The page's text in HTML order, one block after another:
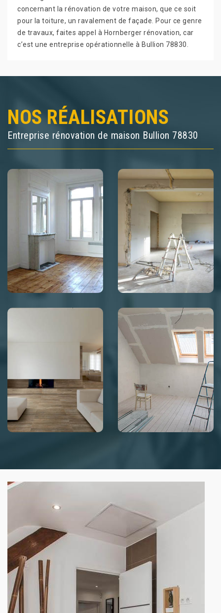
concernant la rénovation de votre maison, que ce soit
pour la toiture, un ravalement de façade. Pour ce genre
de travaux, faites appel à Hornberger rénovation, car
c’est une entreprise opérationnelle à Bullion 78830.
NOS RÉALISATIONS
Entreprise rénovation de maison Bullion 78830